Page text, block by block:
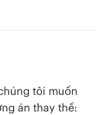
tôi muốn
án thay thế: